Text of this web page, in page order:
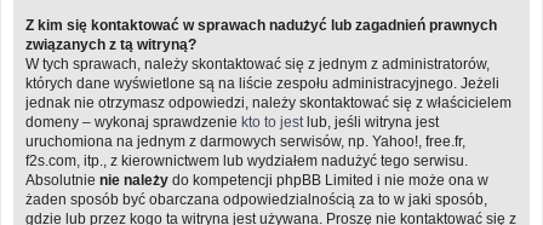
Z kim się kontaktować w sprawach nadużyć lub zagadnień prawnych
związanych z tą witryną?
W tych sprawach, należy skontaktować się z jednym z administratorów,
których dane wyświetlone są na liście zespołu administracyjnego. Jeżeli
jednak nie otrzymasz odpowiedzi, należy skontaktować się z właścicielem
domeny – wykonaj sprawdzenie kto to jest lub, jeśli witryna jest
uruchomiona na jednym z darmowych serwisów, np. Yahoo!, free.fr,
f2s.com, itp., z kierownictwem lub wydziałem nadużyć tego serwisu.
Absolutnie nie należy do kompetencji phpBB Limited i nie może ona w
żaden sposób być obarczana odpowiedzialnością za to w jaki sposób,
gdzie lub przez kogo ta witryna jest używana. Proszę nie kontaktować się z